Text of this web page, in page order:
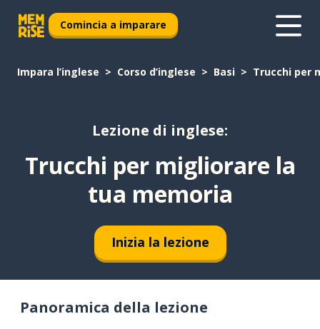
Comincia a imparare
Impara l’inglese Corso d’inglese Basi Trucchi per
Lezione di inglese:
Trucchi per migliorare la
tua memoria
Inizia la lezione
Panoramica della lezione